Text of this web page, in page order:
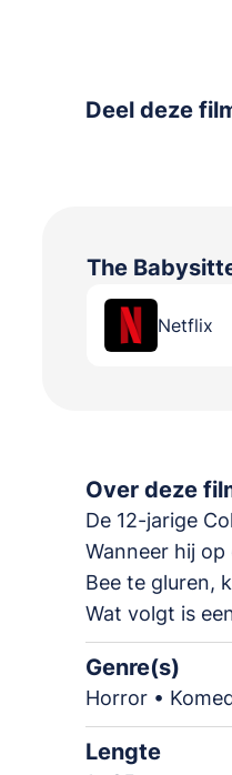
Deel deze
The
Netflix
Over deze
De 12-jarige
Wanneer hij
Bee te gluren,
Wat volgt is
Genre(s)
Horror •
Lengte